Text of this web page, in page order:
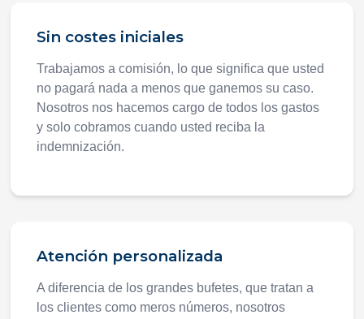
Sin costes iniciales
Trabajamos a comisión, lo que significa que usted
no pagará nada a menos que ganemos su caso.
Nosotros nos hacemos cargo de todos los gastos
y solo cobramos cuando usted reciba la
indemnización.
Atención personalizada
A diferencia de los grandes bufetes, que tratan a
los clientes como meros números, nosotros